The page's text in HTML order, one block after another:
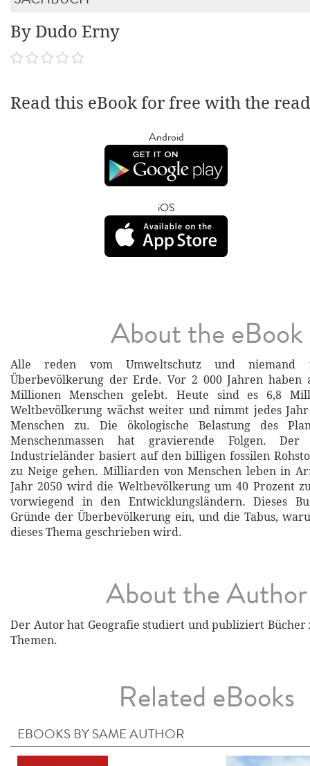
By Dudo Erny
Read this eBook for free with the
Android
iOS
About the eBook
Alle reden vom Umweltschutz und
Überbevölkerung der Erde. Vor 2 000 Jahren haben
Millionen Menschen gelebt. Heute sind es 6,8
Weltbevölkerung wächst weiter und nimmt jedes
Menschen zu. Die ökologische Belastung des
Menschenmassen hat gravierende Folgen.
Industrieländer basiert auf den billigen fossilen
zu Neige gehen. Milliarden von Menschen leben in
Jahr 2050 wird die Weltbevölkerung um 40 Prozent
vorwiegend in den Entwicklungsländern. Dieses
Gründe der Überbevölkerung ein, und die Tabus,
dieses Thema geschrieben wird.
About the Author
Der Autor hat Geografie studiert und publiziert Bücher
Themen.
Related eBooks
EBOOKS BY SAME AUTHOR